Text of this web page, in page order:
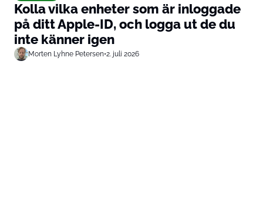
Kolla vilka enheter som är inloggade
på ditt Apple-ID, och logga ut de du
inte känner igen
Morten Lyhne Petersen•2. juli 2026